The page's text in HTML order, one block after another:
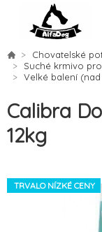
Chovatelské
Suché krmivo
Velké balení (nad
Calibra
12kg
TRVALO NÍZKÉ CENY